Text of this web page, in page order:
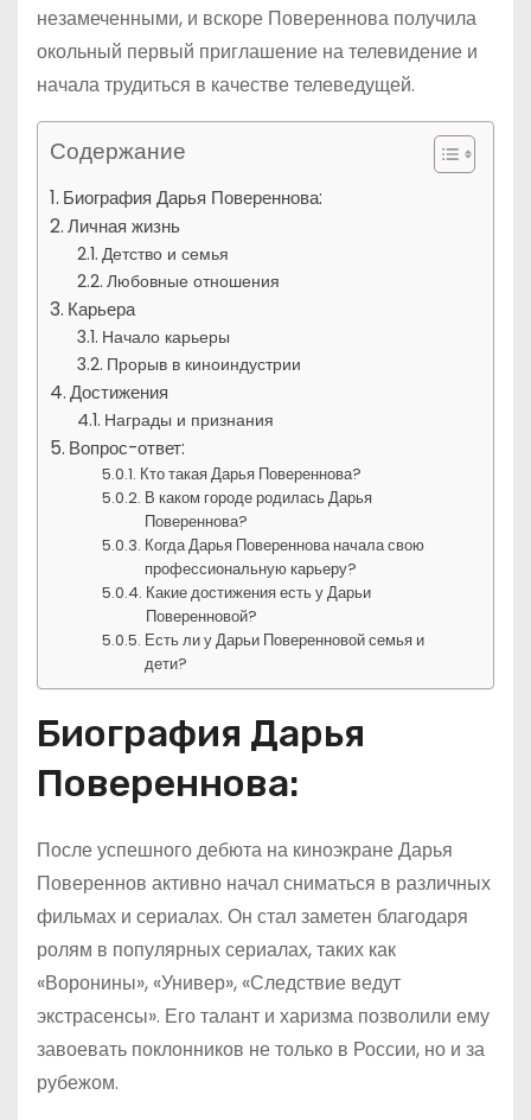
незамеченными, и вскоре Повереннова получила
окольный первый приглашение на телевидение и
начала трудиться в качестве телеведущей.
Содержание
Биография Дарья Повереннова:
Личная жизнь
Детство и семья
Любовные отношения
Карьера
Начало карьеры
Прорыв в киноиндустрии
Достижения
Награды и признания
Вопрос-ответ:
Кто такая Дарья Повереннова?
В каком городе родилась Дарья
Повереннова?
Когда Дарья Повереннова начала свою
профессиональную карьеру?
Какие достижения есть у Дарьи
Поверенновой?
Есть ли у Дарьи Поверенновой семья и
дети?
Биография Дарья
Повереннова:
После успешного дебюта на киноэкране Дарья
Повереннов активно начал сниматься в различных
фильмах и сериалах. Он стал заметен благодаря
ролям в популярных сериалах, таких как
«Воронины», «Универ», «Следствие ведут
экстрасенсы». Его талант и харизма позволили ему
завоевать поклонников не только в России, но и за
рубежом.